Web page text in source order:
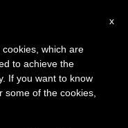
x
which are
to achieve the
If you want to know
of the cookies,